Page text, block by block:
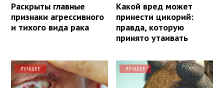
Раскрыты главные
признаки агрессивного
и тихого вида рака
Какой вред может
принести цикорий:
правда, которую
принято утаивать
ЛУЧШЕЕ ЛУЧШЕЕ